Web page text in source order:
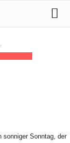
sonniger Sonntag, der